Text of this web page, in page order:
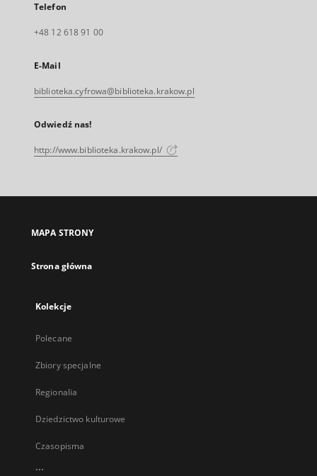
Telefon
+48 12 618 91 00
E-Mail
biblioteka.cyfrowa@biblioteka.krakow.pl
Odwiedź nas!
http://www.biblioteka.krakow.pl/
MAPA STRONY
Strona główna
Kolekcje
Polecane
Zbiory specjalne
Regionalia
Dziedzictwo kulturowe
Czasopisma
...